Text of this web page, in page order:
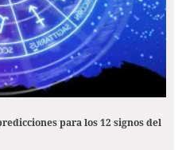
para los 12 signos del